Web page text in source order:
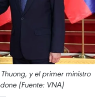
y el primer ministro
(Fuente: VNA)